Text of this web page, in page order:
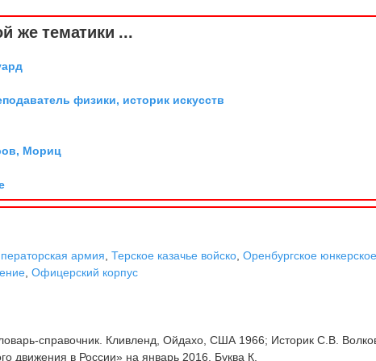
же тематики ...
физики, историк искусств
Мориц
армия ,Терское казачье войско ,Оренбургское
,Офицерский корпус
справочник. Кливленд, Ойдахо, США 1966; Историк С.В.
движения в России» на январь 2016. Буква К.